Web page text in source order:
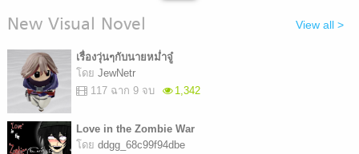
New Visual Novel View all >
เรื่องวุ่นๆกับนายหม่ำจู๋
โดย JewNetr
117 ฉาก 9 จบ
1,342
Love in the Zombie War
โดย ddgg_68c99f94dbe